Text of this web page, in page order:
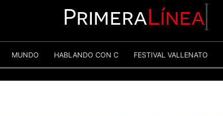
PrimeraLínea
MUNDO HABLANDO CON C FESTIVAL VALLENATO